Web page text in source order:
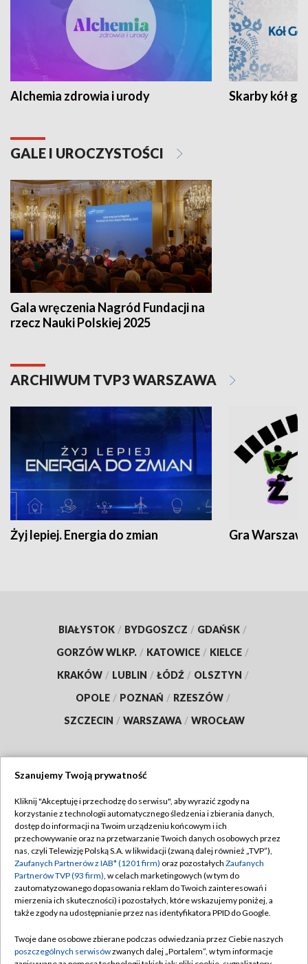
Alchemia zdrowia i urody Skarby kół
GALE I UROCZYSTOŚCI
Gala wręczenia Nagród Fundacji na
rzecz Nauki Polskiej 2025
ARCHIWUM TVP3 WARSZAWA
Żyj lepiej. Energia do zmian Gra
BIAŁYSTOK / BYDGOSZCZ / GDAŃSK /
GORZÓW WLKP. / KATOWICE / KIELCE /
KRAKÓW / LUBLIN / ŁÓDŹ / OLSZTYN /
OPOLE / POZNAŃ / RZESZÓW /
SZCZECIN / WARSZAWA / WROCŁAW
TVP
Abonament TVP
Emisja w TVP
Centrum informacji TVP
Naziemna Telewizja Cyfrowa
Rada Programowa
Regulamin TVP
Polityka prywatności
Moje zgody
Pomoc
Kontakt
Szanujemy Twoją prywatność
Kliknij "Akceptuję i przechodzę do serwisu", aby wyrazić zgody na
korzystanie z technologii automatycznego śledzenia i zbierania danych,
dostęp do informacji na Twoim urządzeniu końcowym i ich
przechowywanie oraz na przetwarzanie Twoich danych osobowych przez
nas, czyli Telewizję Polską S.A. w likwidacji (zwaną dalej również „TVP”),
Zaufanych Partnerów z IAB* (1201 firm) oraz pozostałych Zaufanych
Partnerów TVP (93 firm), w celach marketingowych (w tym do
zautomatyzowanego dopasowania reklam do Twoich zainteresowań i
mierzenia ich skuteczności) i pozostałych, które wskazujemy poniżej, a
także zgody na udostępnianie przez nas identyfikatora PPID do Google.
Twoje dane osobowe zbierane podczas odwiedzania przez Ciebie naszych
poszczególnych serwisówzwanych dalej „Portalem”, w tym informacje